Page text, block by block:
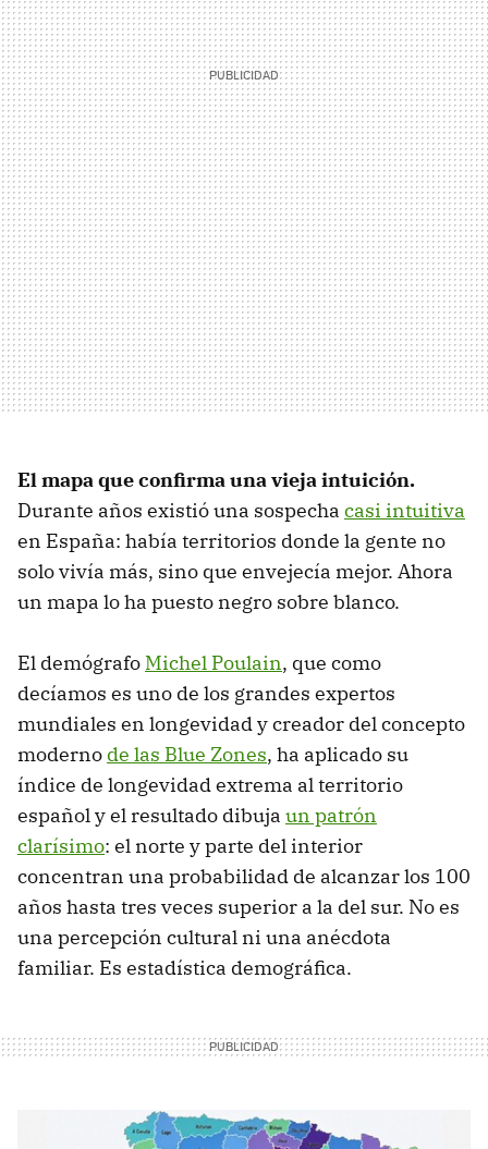
El mapa que confirma una vieja intuición.
Durante años existió una sospecha casi intuitiva
en España: había territorios donde la gente no
solo vivía más, sino que envejecía mejor. Ahora
un mapa lo ha puesto negro sobre blanco.
El demógrafo Michel Poulain, que como
decíamos es uno de los grandes expertos
mundiales en longevidad y creador del concepto
moderno de las Blue Zones, ha aplicado su
índice de longevidad extrema al territorio
español y el resultado dibuja un patrón
clarísimo: el norte y parte del interior
concentran una probabilidad de alcanzar los 100
años hasta tres veces superior a la del sur. No es
una percepción cultural ni una anécdota
familiar. Es estadística demográfica.